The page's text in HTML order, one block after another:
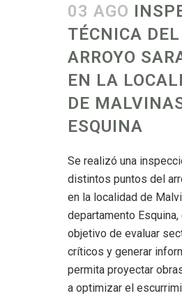
03 AGO
TÉCNICA DEL
ARROYO
EN LA
DE
ESQUINA
Se realizó una
distintos puntos del
en la localidad de
departamento Esquina,
objetivo de evaluar
críticos y generar
permita proyectar
a optimizar el